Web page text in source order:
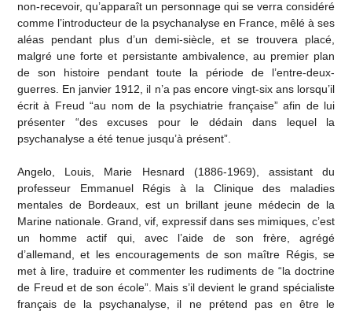
non-recevoir, qu’apparaît un personnage qui se verra considéré
comme l’introducteur de la psychanalyse en France, mêlé à ses
aléas pendant plus d’un demi-siècle, et se trouvera placé,
malgré une forte et persistante ambivalence, au premier plan
de son histoire pendant toute la période de l’entre-deux-
guerres. En janvier 1912, il n’a pas encore vingt-six ans lorsqu’il
écrit à Freud “au nom de la psychiatrie française” afin de lui
présenter “des excuses pour le dédain dans lequel la
psychanalyse a été tenue jusqu’à présent”.
Angelo, Louis, Marie Hesnard (1886-1969), assistant du
professeur Emmanuel Régis à la Clinique des maladies
mentales de Bordeaux, est un brillant jeune médecin de la
Marine nationale. Grand, vif, expressif dans ses mimiques, c’est
un homme actif qui, avec l’aide de son frère, agrégé
d’allemand, et les encouragements de son maître Régis, se
met à lire, traduire et commenter les rudiments de “la doctrine
de Freud et de son école”. Mais s’il devient le grand spécialiste
français de la psychanalyse, il ne prétend pas en être le